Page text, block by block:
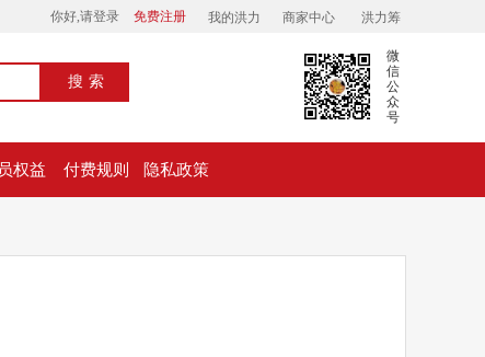
你好,请登录 免费注册 我的洪力 商家中心 洪力筹
搜索
微
信
公
众
号
权益 付费规则 隐私政策